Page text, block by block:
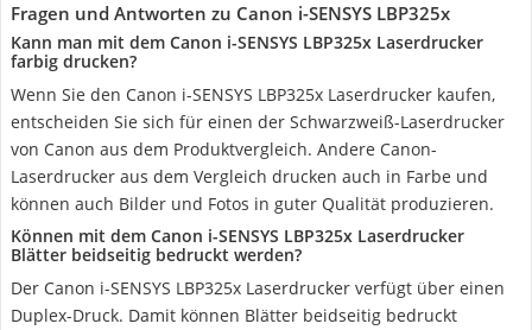
Fragen und Antworten zu Canon i-SENSYS LBP325x
Kann man mit dem Canon i-SENSYS LBP325x Laserdrucker
farbig drucken?
Wenn Sie den Canon i-SENSYS LBP325x Laserdrucker kaufen,
entscheiden Sie sich für einen der Schwarzweiß-Laserdrucker
von Canon aus dem Produktvergleich. Andere Canon-
Laserdrucker aus dem Vergleich drucken auch in Farbe und
können auch Bilder und Fotos in guter Qualität produzieren.
Können mit dem Canon i-SENSYS LBP325x Laserdrucker
Blätter beidseitig bedruckt werden?
Der Canon i-SENSYS LBP325x Laserdrucker verfügt über einen
Duplex-Druck. Damit können Blätter beidseitig bedruckt